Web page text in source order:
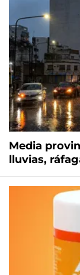
Media
lluvias,